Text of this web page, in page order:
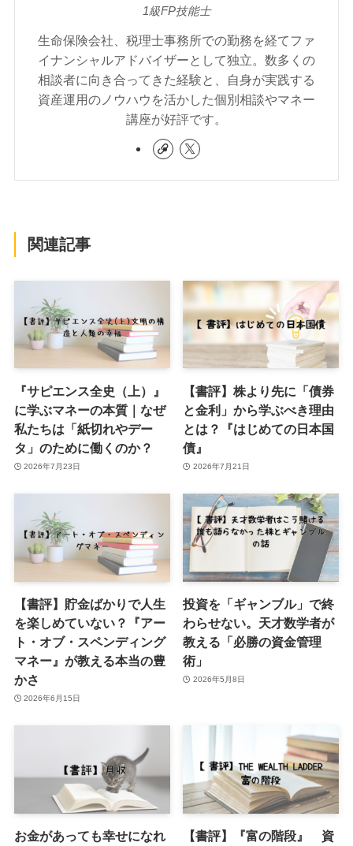
1級FP技能士
生命保険会社、税理士事務所での勤務を経てファ
イナンシャルアドバイザーとして独立。数多くの
相談者に向き合ってきた経験と、自身が実践する
資産運用のノウハウを活かした個別相談やマネー
講座が好評です。
関連記事
『サピエンス全史（上）』
に学ぶマネーの本質｜なぜ
私たちは「紙切れやデー
タ」のために働くのか？
2026年7月23日
【書評】株より先に「債券
と金利」から学ぶべき理由
とは？『はじめての日本国
債』
2026年7月21日
【書評】貯金ばかりで人生
を楽しめていない？『アー
ト・オブ・スペンディング
マネー』が教える本当の豊
かさ
2026年6月15日
投資を「ギャンブル」で終
わらせない。天才数学者が
教える「必勝の資金管理
術」
2026年5月8日
お金があっても幸せになれ
【書評】『富の階段』 資